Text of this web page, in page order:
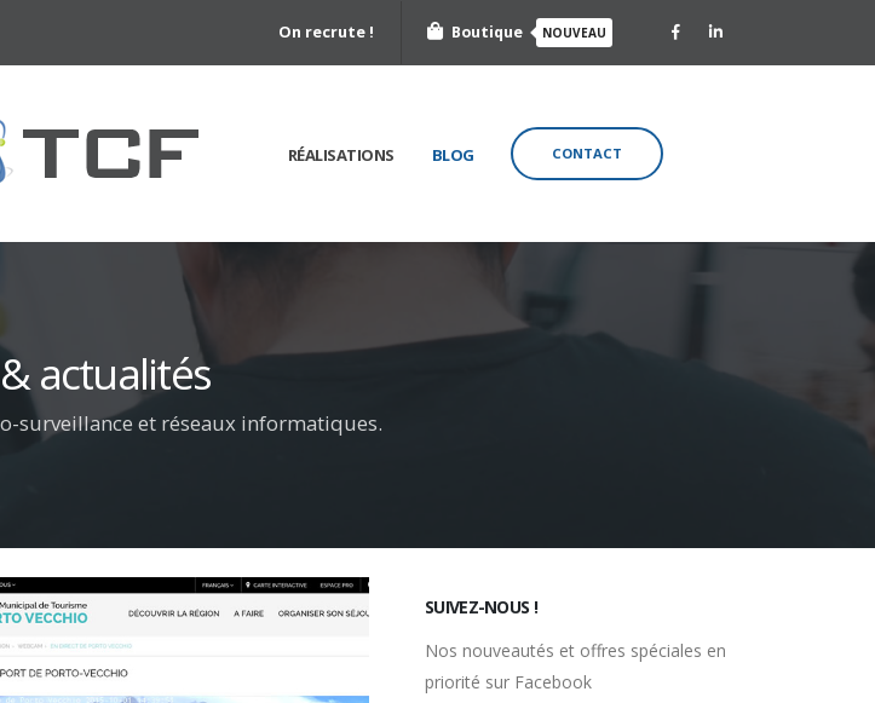
On recrute ! Boutique NOUVEAU
RÉALISATIONS BLOG CONTACT
actualités
surveillance et réseaux informatiques.
SUIVEZ-NOUS !
Nos nouveautés et offres spéciales en
priorité sur Facebook